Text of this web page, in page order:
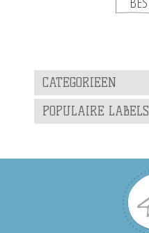
CATEGORIEEN
POPULAIRE LABELS